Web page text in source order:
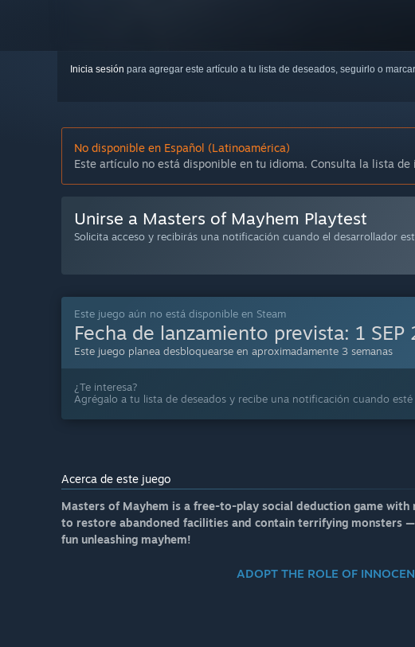
Inicia sesión para agregar este artículo a tu lista de deseados, seguirlo o
No disponible en Español (Latinoamérica)
Este artículo no está disponible en tu idioma. Consulta la lista
Unirse a Masters of Mayhem Playtest
Solicita acceso y recibirás una notificación cuando el desarrollador
Este juego aún no está disponible en Steam
Fecha de lanzamiento prevista: 1
Este juego planea desbloquearse en aproximadamente 3 semanas
¿Te interesa?
Agrégalo a tu lista de deseados y recibe una notificación cuando
Acerca de este juego
Masters of Mayhem is a free-to-play social deduction game
to restore abandoned facilities and contain terrifying monsters
fun unleashing mayhem!
ADOPT THE ROLE OF